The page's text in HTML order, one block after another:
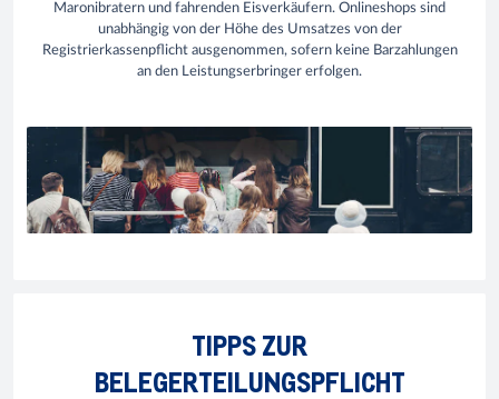
Maronibratern und fahrenden Eisverkäufern. Onlineshops sind
unabhängig von der Höhe des Umsatzes von der
Registrierkassenpflicht ausgenommen, sofern keine Barzahlungen
an den Leistungserbringer erfolgen.
TIPPS ZUR
BELEGERTEILUNGSPFLICHT